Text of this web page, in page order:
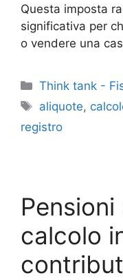
Questa imposta
significativa per
o vendere una
Categorie
Think tank -
Tag
aliquote,
registro
calcolo